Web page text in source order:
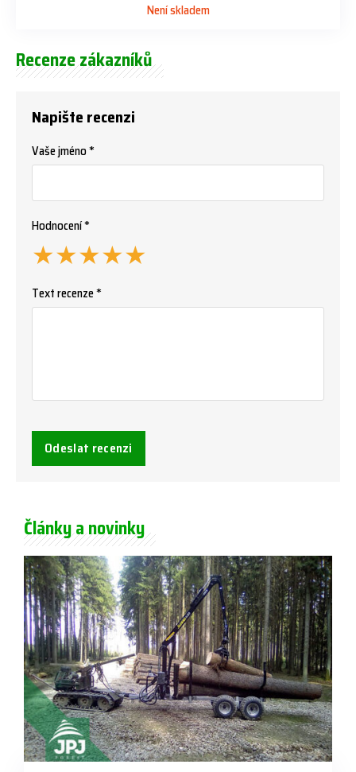
Není skladem
Recenze zákazníků
Napište recenzi
Vaše jméno *
Hodnocení *
★
★
★
★
★
Text recenze *
Odeslat recenzi
Články a novinky